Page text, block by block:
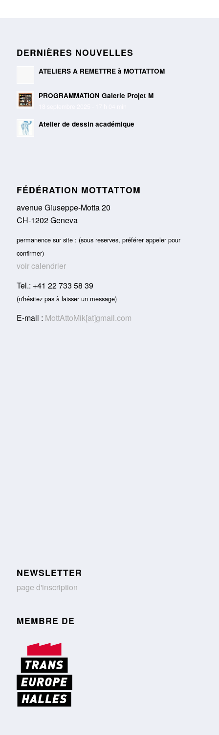
DERNIÈRES NOUVELLES
ATELIERS A REMETTRE à MOTTATTOM
PROGRAMMATION Galerie Projet M
Atelier de dessin académique
FÉDÉRATION MOTTATTOM
avenue Giuseppe-Motta 20
CH-1202 Geneva
permanence sur site : (sous reserves, préférer appeler pour
confirmer)
voir calendrier
Tel.: +41 22 733 58 39
(n'hésitez pas à laisser un message)
E-mail : MottAttoMik[at]gmail.com
NEWSLETTER
page d'inscription
MEMBRE DE